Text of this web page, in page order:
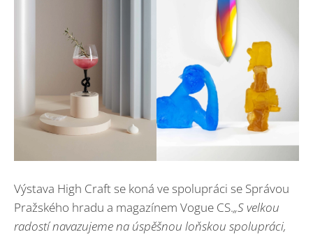
Výstava High Craft se koná ve spolupráci se Správou
Pražského hradu a magazínem Vogue CS.„S velkou
radostí navazujeme na úspěšnou loňskou spolupráci,